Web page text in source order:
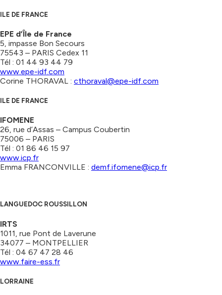
ILE DE FRANCE
EPE d’Île de France
5, impasse Bon Secours
75543 – PARIS Cedex 11
Tél : 01 44 93 44 79
www.epe-idf.com
Corine THORAVAL : cthoraval@epe-idf.com
ILE DE FRANCE
IFOMENE
26, rue d’Assas – Campus Coubertin
75006 – PARIS
Tél : 01 86 46 15 97
www.icp.fr
Emma FRANCONVILLE : demf.ifomene@icp.fr
LANGUEDOC ROUSSILLON
IRTS
1011, rue Pont de Laverune
34077 – MONTPELLIER
Tél : 04 67 47 28 46
www.faire-ess.fr
LORRAINE